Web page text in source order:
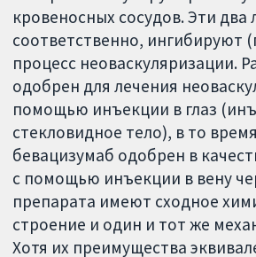
кровеносных сосудов. Эти два
соответственно, ингибируют
процесс неоваскуляризации.
одобрен для лечения
помощью инъекции в глаз
стекловидное тело), в то
бевацизумаб одобрен в
с помощью инъекции в вену
препарата имеют сходное
строение и один и тот же
Хотя их преимущества